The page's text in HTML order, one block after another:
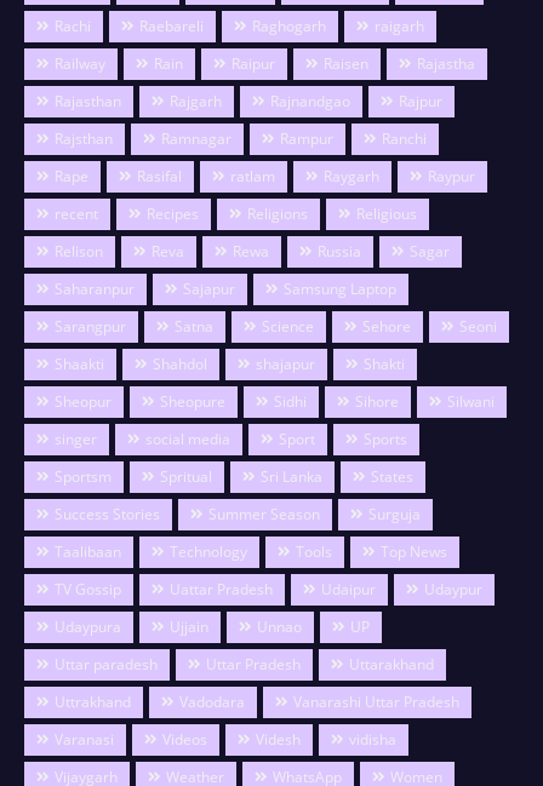
Rachi
Raebareli Raghogarh
raigarh
Railway
Rain Raipur Raisen
Rajastha
Rajasthan
Rajgarh Rajnandgao
Rajpur
Rajsthan
Ramnagar Rampur
Ranchi
Rape
Rasifal ratlam Raygarh
Raypur
recent
Recipes Religions
Religious
Relison
Reva Rewa Russia
Sagar
Saharanpur
Sajapur
Samsung Laptop
Sarangpur
Satna Science Sehore
Seoni
Shaakti
Shahdol shajapur
Shakti
Sheopur
Sheopure Sidhi Sihore
Silwani
singer
social media Sport
Sports
Sportsm
Spritual Sri Lanka
States
Success Stories
Summer Season
Surguja
Taalibaan
Technology Tools
Top News
TV Gossip
Uattar Pradesh Udaipur
Udaypur
Udaypura
Ujjain Unnao
UP
Uttar paradesh
Uttar Pradesh
Uttarakhand
Uttrakhand
Vadodara
Vanarashi Uttar Pradesh
Varanasi
Videos Videsh
vidisha
Vijaygarh
Weather WhatsApp
Women